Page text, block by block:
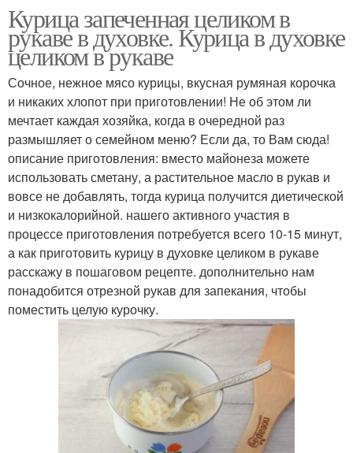
Курица запеченная целиком в
рукаве в духовке. Курица в духовке
целиком в рукаве
Сочное, нежное мясо курицы, вкусная румяная корочка
и никаких хлопот при приготовлении! Не об этом ли
мечтает каждая хозяйка, когда в очередной раз
размышляет о семейном меню? Если да, то Вам сюда!
описание приготовления: вместо майонеза можете
использовать сметану, а растительное масло в рукав и
вовсе не добавлять, тогда курица получится диетической
и низкокалорийной. нашего активного участия в
процессе приготовления потребуется всего 10-15 минут,
а как приготовить курицу в духовке целиком в рукаве
расскажу в пошаговом рецепте. дополнительно нам
понадобится отрезной рукав для запекания, чтобы
поместить целую курочку.